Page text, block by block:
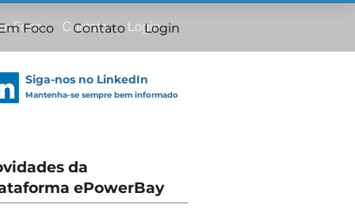
Foco Contato Login
Foco Contato Login
Siga-nos no LinkedIn
Mantenha-se sempre bem informado
da
ePowerBay